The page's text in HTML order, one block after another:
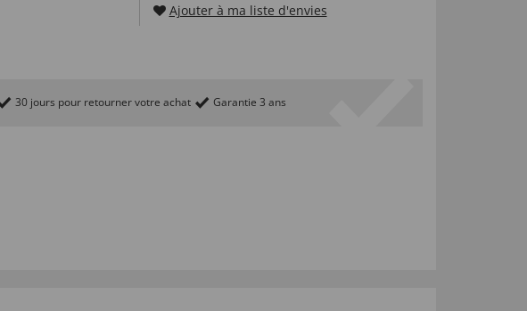
Ajouter à ma liste d'envies
30 jours pour retourner votre achat Garantie 3 ans